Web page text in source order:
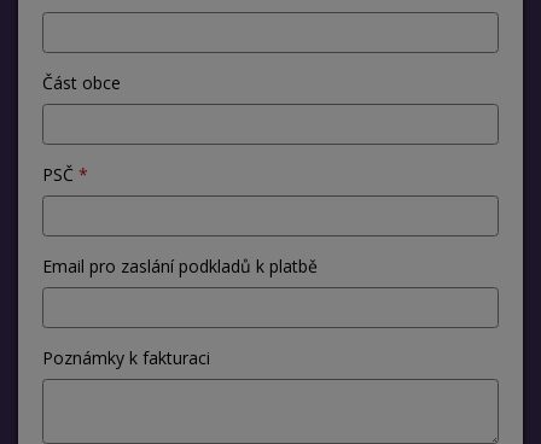
Část obce
PSČ
Email pro zaslání podkladů k platbě
Poznámky k fakturaci